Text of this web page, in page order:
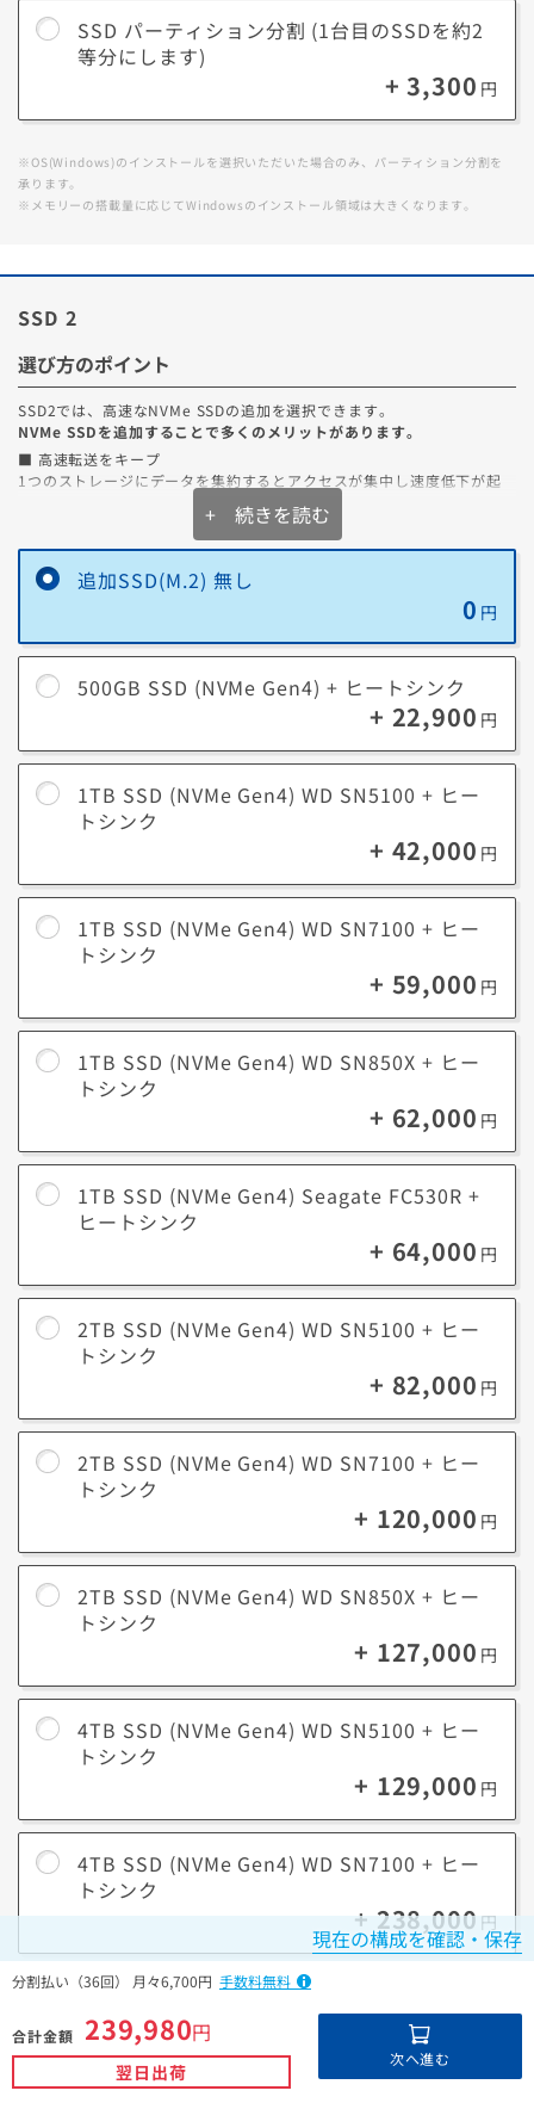
現在の構成を確認・保存
分割払い（36回） 月々6,700円 手数料無料
合計金額 239,980円
翌日出荷
次へ進む
2．簡単にバックアップ
データを管理しているブロックが分かれているため、データのみのバッ
SSD パーティション分割 (1台目のSSDを約2
等分にします)
+ 3,300 円
※OS(Windows)のインストールを選択いただいた場合のみ、パーティション分割を
承ります。
※メモリーの搭載量に応じてWindowsのインストール領域は大きくなります。
SSD 2
選び方のポイント
SSD2では、高速なNVMe SSDの追加を選択できます。
NVMe SSDを追加することで多くのメリットがあります。
■ 高速転送をキープ
1つのストレージにデータを集約するとアクセスが集中し速度低下が起
きやすくなりますが、物理的に保存場所を分けることで高速転送を維持
■ データの保護
メインSSDにシステムデータを、追加のSSDに写真や動画データなどを
保存することで、予期せぬシステム障害でシステムを再インストールし
■ ストレージの長寿命化
SSDを追加してデータを分けて保存することで、1つのストレージにかか
+ 続きを読む
追加SSD(M.2) 無し
0 円
500GB SSD (NVMe Gen4) + ヒートシンク
+ 22,900 円
1TB SSD (NVMe Gen4) WD SN5100 + ヒー
トシンク
+ 42,000 円
1TB SSD (NVMe Gen4) WD SN7100 + ヒー
トシンク
+ 59,000 円
1TB SSD (NVMe Gen4) WD SN850X + ヒー
トシンク
+ 62,000 円
1TB SSD (NVMe Gen4) Seagate FC530R +
ヒートシンク
+ 64,000 円
2TB SSD (NVMe Gen4) WD SN5100 + ヒー
トシンク
+ 82,000 円
2TB SSD (NVMe Gen4) WD SN7100 + ヒー
トシンク
+ 120,000 円
2TB SSD (NVMe Gen4) WD SN850X + ヒー
トシンク
+ 127,000 円
4TB SSD (NVMe Gen4) WD SN5100 + ヒー
トシンク
+ 129,000 円
4TB SSD (NVMe Gen4) WD SN7100 + ヒー
トシンク
+ 238,000 円
8TB SSD (NVMe Gen4) WD SN850X + ヒー
トシンク
+ 350,000